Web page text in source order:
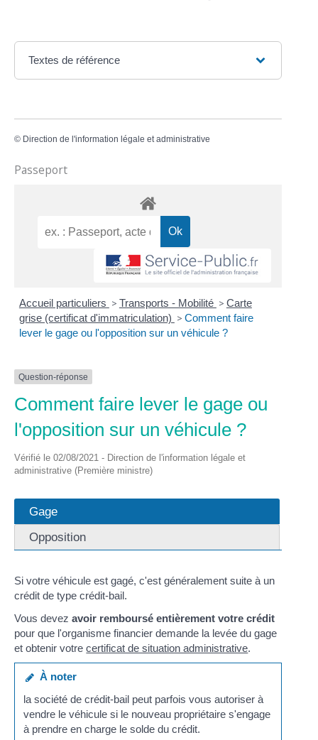
Textes de référence
© Direction de l'information légale et administrative
Passeport
Accueil particuliers > Transports - Mobilité > Carte
grise (certificat d'immatriculation) > Comment faire
lever le gage ou l'opposition sur un véhicule ?
Question-réponse
Comment faire lever le gage ou
l'opposition sur un véhicule ?
Vérifié le 02/08/2021 - Direction de l'information légale et
administrative (Première ministre)
Gage
Opposition
Si votre véhicule est gagé, c'est généralement suite à un
crédit de type crédit-bail.
Vous devezavoir remboursé entièrement votre crédit
pour que l'organisme financier demande la levée du gage
et obtenir votrecertificat de situation administrative.
À noter
la société de crédit-bail peut parfois vous autoriser à
vendre le véhicule si le nouveau propriétaire s'engage
à prendre en charge le solde du crédit.